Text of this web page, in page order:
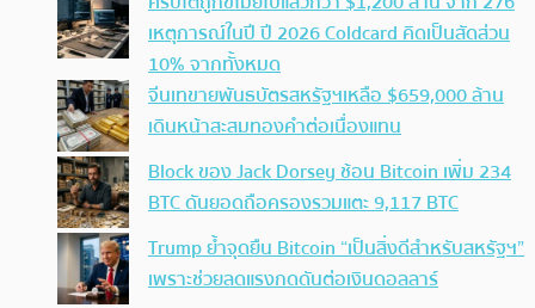
เหตุการณ์ในปี ปี 2026 Coldcard คิดเป็นสัดส่วน
10% จากทั้งหมด
จีนเทขายพันธบัตรสหรัฐฯเหลือ $659,000 ล้าน
เดินหน้าสะสมทองคำต่อเนื่องแทน
Block ของ Jack Dorsey ช้อน Bitcoin เพิ่ม 234
BTC ดันยอดถือครองรวมแตะ 9,117 BTC
Trump ย้ำจุดยืน Bitcoin “เป็นสิ่งดีสำหรับสหรัฐฯ”
เพราะช่วยลดแรงกดดันต่อเงินดอลลาร์